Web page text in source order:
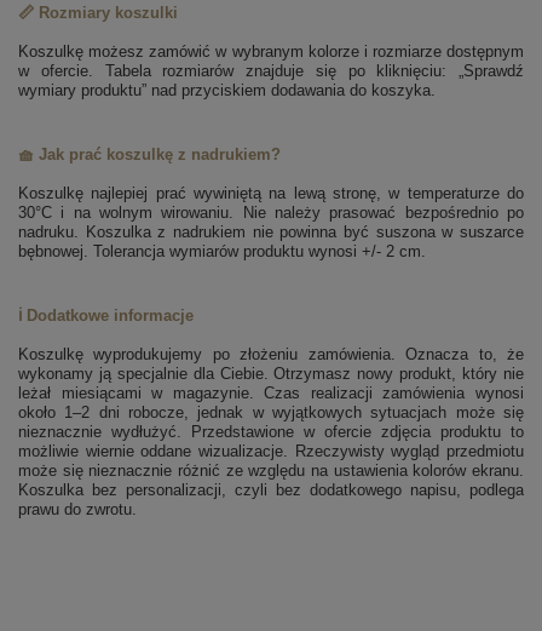
📏 Rozmiary koszulki
Koszulkę możesz zamówić w wybranym kolorze i rozmiarze dostępnym
w ofercie. Tabela rozmiarów znajduje się po kliknięciu: „Sprawdź
wymiary produktu” nad przyciskiem dodawania do koszyka.
🧺 Jak prać koszulkę z nadrukiem?
Koszulkę najlepiej prać wywiniętą na lewą stronę, w temperaturze do
30°C i na wolnym wirowaniu. Nie należy prasować bezpośrednio po
nadruku. Koszulka z nadrukiem nie powinna być suszona w suszarce
bębnowej. Tolerancja wymiarów produktu wynosi +/- 2 cm.
ℹ️ Dodatkowe informacje
Koszulkę wyprodukujemy po złożeniu zamówienia. Oznacza to, że
wykonamy ją specjalnie dla Ciebie. Otrzymasz nowy produkt, który nie
leżał miesiącami w magazynie. Czas realizacji zamówienia wynosi
około 1–2 dni robocze, jednak w wyjątkowych sytuacjach może się
nieznacznie wydłużyć. Przedstawione w ofercie zdjęcia produktu to
możliwie wiernie oddane wizualizacje. Rzeczywisty wygląd przedmiotu
może się nieznacznie różnić ze względu na ustawienia kolorów ekranu.
Koszulka bez personalizacji, czyli bez dodatkowego napisu, podlega
prawu do zwrotu.